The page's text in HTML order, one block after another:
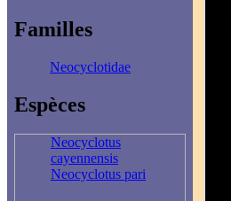
Familles
Neocyclotidae
Espèces
Neocyclotus
cayennensis
Neocyclotus pari